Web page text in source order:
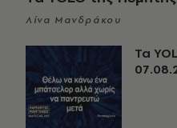
Λίνα Μανδράκου
Τα